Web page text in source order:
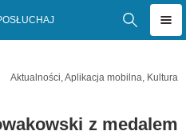
Aktualności,Aplikacja mobilna, Kultura
z medalem